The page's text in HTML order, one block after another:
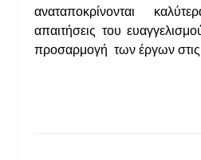
αναταποκρίνονται
απαιτήσεις του
προσαρμογή των έργων στις